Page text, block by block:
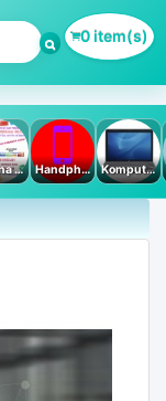
0 item(s)
Busana Muslim Handphone & Tablet Komputer PC & Laptop